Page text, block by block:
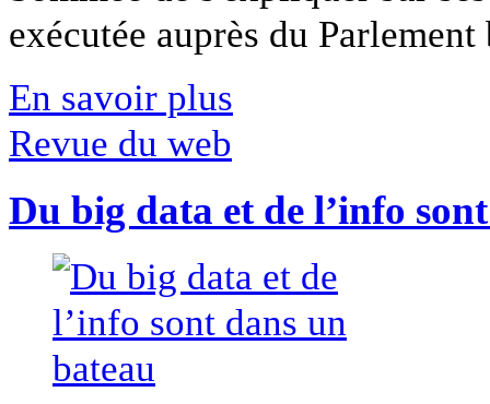
exécutée auprès du
En savoir plus
Revue du web
Du big data et de l’info